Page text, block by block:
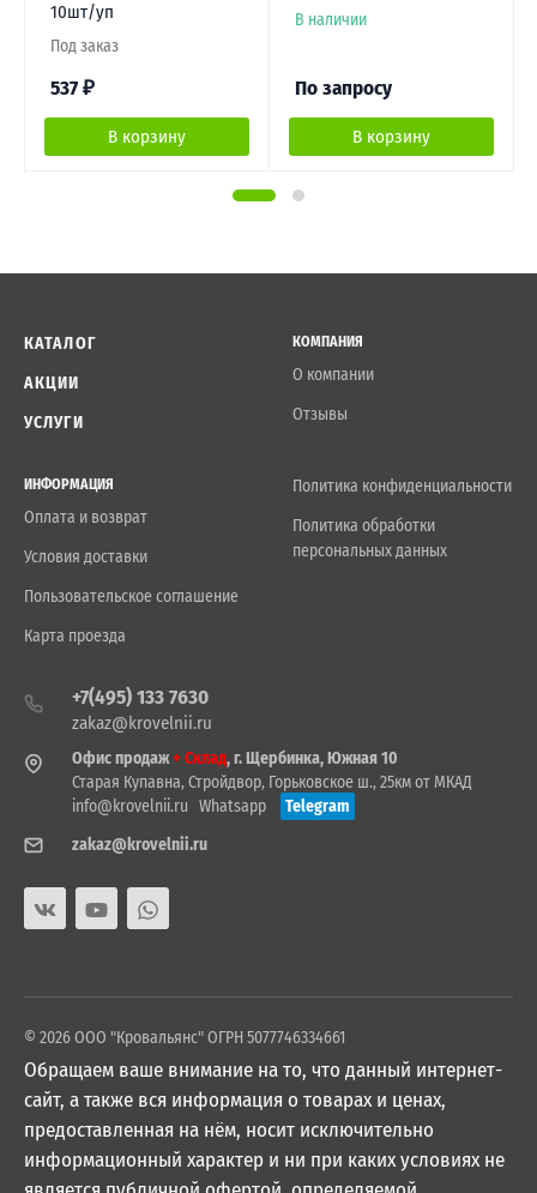
10шт/уп
Под заказ
537 ₽
В корзину
В наличии
По запросу
В корзину
КАТАЛОГ
АКЦИИ
УСЛУГИ
КОМПАНИЯ
О компании
Отзывы
ИНФОРМАЦИЯ
Оплата и возврат
Условия доставки
Пользовательское соглашение
Карта проезда
Политика конфиденциальности
Политика обработки
персональных данных
+7(495) 133 7630
zakaz@krovelnii.ru
Офис продаж+ Склад, г. Щербинка, Южная 10
Старая Купавна, Стройдвор, Горьковское ш., 25км от МКАД
info@krovelnii.ru Whatsapp
Telegram
zakaz@krovelnii.ru
© 2026 ООО "Кровальянс" ОГРН 5077746334661
Обращаем ваше внимание на то, что данный интернет-
сайт, а также вся информация о товарах и ценах,
предоставленная на нём, носит исключительно
информационный характер и ни при каких условиях не